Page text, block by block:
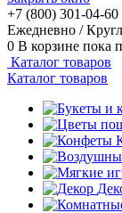
+7 (800) 301-04-60
Ежедневно /
0 В корзине пока
Каталог товаров
Каталог товаров